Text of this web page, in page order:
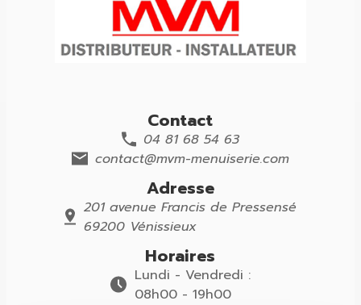
Contact
04 81 68 54 63
contact@mvm-menuiserie.com
Adresse
201 avenue Francis de Pressensé
69200 Vénissieux
Horaires
Lundi - Vendredi :
08h00 - 19h00